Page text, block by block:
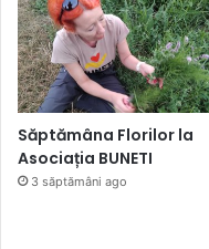
Săptămâna Florilor la
Asociația BUNETI
3 săptămâni ago